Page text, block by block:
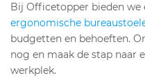
Bij Officetopper bieden we
ergonomische
budgetten en behoeften.
nog en maak de stap naar
werkplek.